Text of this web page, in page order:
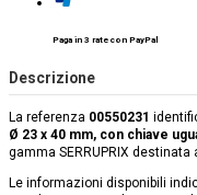
Paga in 3 rate con PayPal
Descrizione
La referenza 00550231
Ø 23 x 40 mm, con chiave
gamma SERRUPRIX
Le informazioni disponibili